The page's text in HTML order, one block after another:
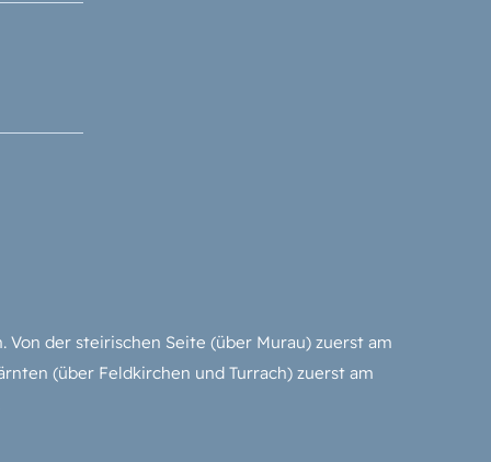
der steirischen Seite (über Murau) zuerst am
(über Feldkirchen und Turrach) zuerst am